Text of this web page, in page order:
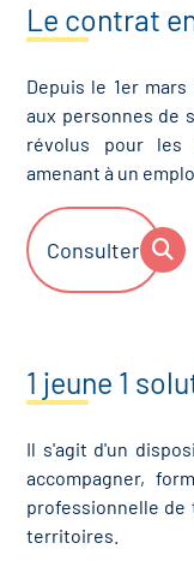
Le contrat
Depuis le 1er
aux personnes de
révolus pour les
amenant à un
Consulter
1 jeune 1
Il s'agit d'un
accompagner,
professionnelle de
territoires.